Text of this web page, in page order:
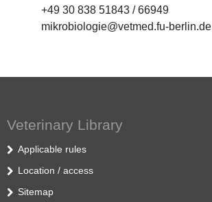
+49 30 838 51843 / 66949
mikrobiologie@vetmed.fu-berlin.de
Veterinary Library
Applicable rules
Location / access
Sitemap